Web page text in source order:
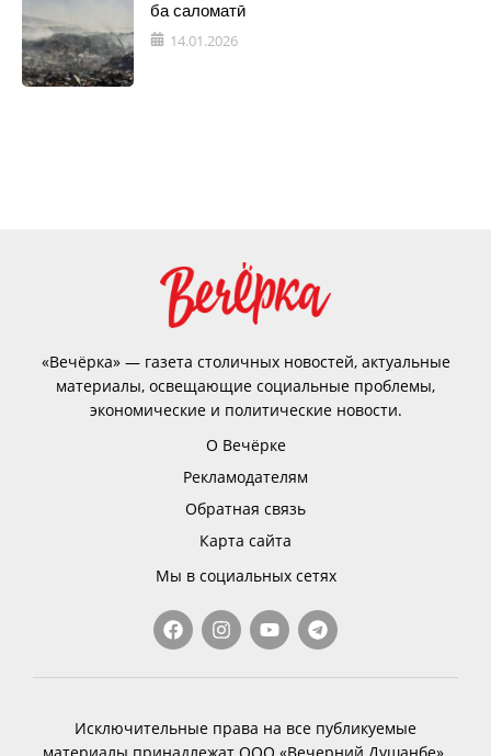
ба саломатӣ
14.01.2026
«Вечёрка» — газета столичных новостей, актуальные
материалы, освещающие социальные проблемы,
экономические и политические новости.
О Вечёрке
Рекламодателям
Обратная связь
Карта сайта
Мы в социальных сетях
Исключительные права на все публикуемые